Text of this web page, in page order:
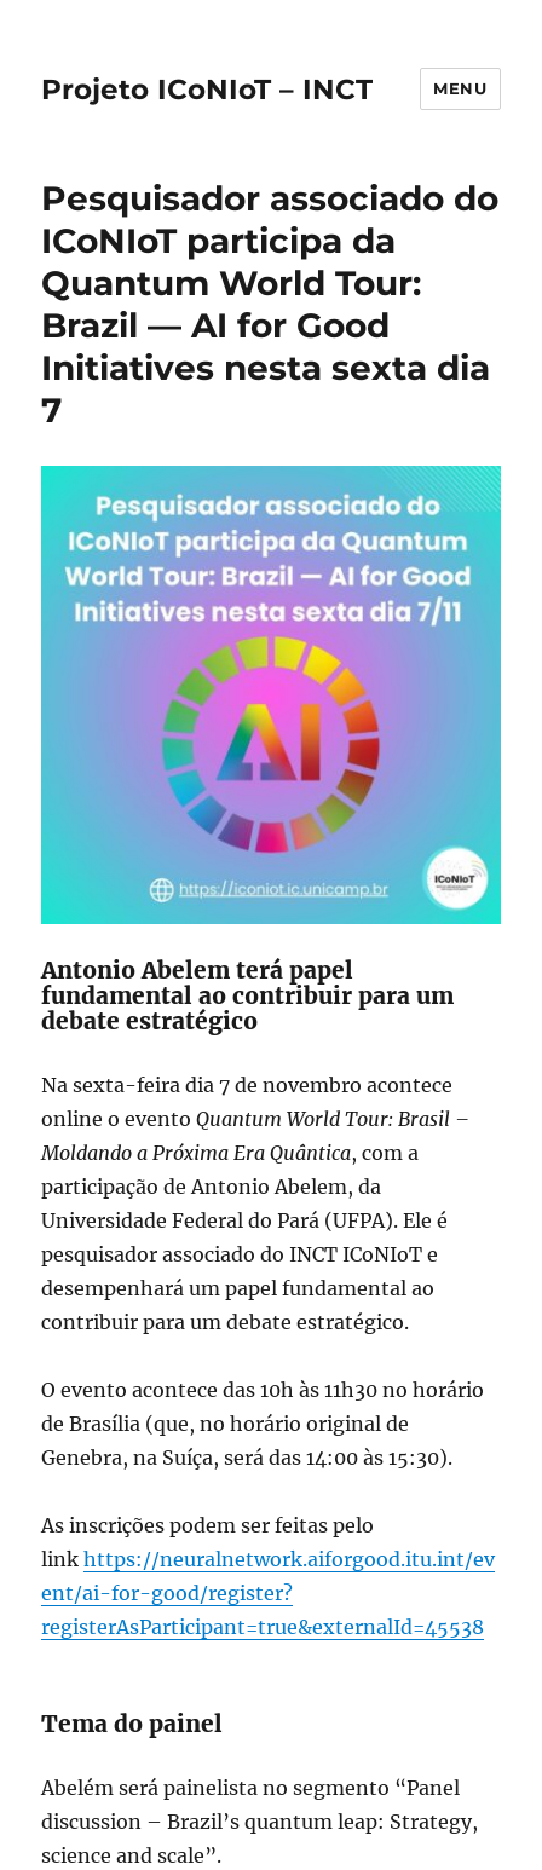
Projeto ICoNIoT – INCT MENU
Pesquisador associado do
ICoNIoT participa da
Quantum World Tour:
Brazil — AI for Good
Initiatives nesta sexta dia
7
Antonio Abelem terá papel
fundamental ao contribuir para um
debate estratégico
Na sexta-feira dia 7 de novembro acontece
online o eventoQuantum World Tour: Brasil –
Moldando a Próxima Era Quântica, com a
participação de Antonio Abelem, da
Universidade Federal do Pará (UFPA). Ele é
pesquisador associado do INCT ICoNIoT e
desempenhará um papel fundamental ao
contribuir para um debate estratégico.
O evento acontece das 10h às 11h30 no horário
de Brasília (que, no horário original de
Genebra, na Suíça, será das 14:00 às 15:30).
As inscrições podem ser feitas pelo
linkhttps://neuralnetwork.aiforgood.itu.int/ev
ent/ai-for-good/register?
registerAsParticipant=true&externalId=45538
Tema do painel
Abelém serápainelistano segmento “Panel
discussion –Brazil’s quantum leap: Strategy,
science and scale”.